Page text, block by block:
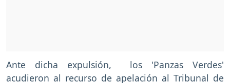
Ante dicha expulsión, los 'Panzas Verdes'
acudieron al recurso de apelación al Tribunal de